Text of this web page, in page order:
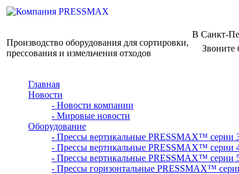
Производство оборудования для сортировки,
прессования и измельчения отходов
В Санкт-
Звоните
Главная
Новости
- Новости компании
- Мировые новости
Оборудование
- Прессы вертикальные PRESSMAX™ серии
- Прессы вертикальные PRESSMAX™ серии
- Прессы вертикальные PRESSMAX™ серии
- Прессы горизонтальные PRESSMAX™